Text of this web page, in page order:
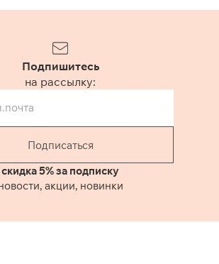
Подпишитесь
на рассылку:
Подписаться
скидка 5% за подписку
акции, новинки